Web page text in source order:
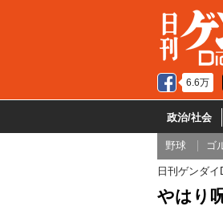
6.6万
政治/社会
野球 ゴ
日刊ゲンダ
やはり